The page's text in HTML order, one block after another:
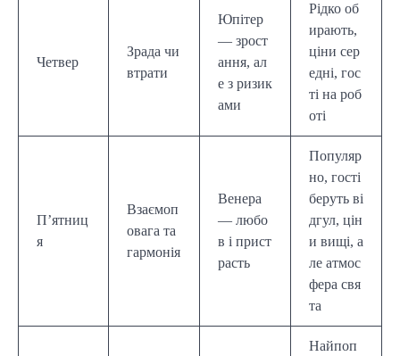
Четвер
Зрада чи
втрати
Юпітер
— зрост
ання, ал
е з ризик
ами
Рідко об
ирають,
ціни сер
едні, гос
ті на роб
оті
П’ятниц
я
Взаємоп
овага та
гармонія
Венера
— любо
в і прист
расть
Популяр
но, гості
беруть ві
дгул, цін
и вищі, а
ле атмос
фера свя
та
Найпоп